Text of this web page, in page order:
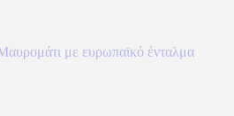
με ευρωπαϊκό ένταλμα